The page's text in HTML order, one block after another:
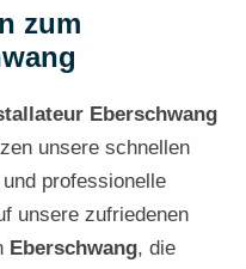
zum
Eberschwang
unsere schnellen
professionelle
unsere zufriedenen
Eberschwang, die